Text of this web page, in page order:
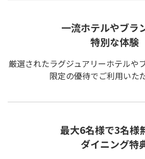
一流ホテルやブラ
特別な体験
厳選されたラグジュアリーホテルや
限定の優待でご利用いた
最大6名様で3名様
ダイニング特